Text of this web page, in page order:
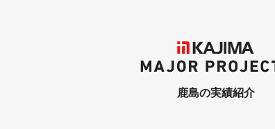
KAJIMA
鹿島の実績紹介